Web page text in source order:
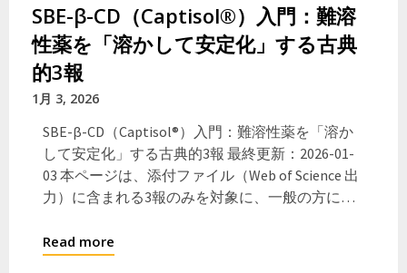
SBE-β-CD（Captisol®）入門：難溶
性薬を「溶かして安定化」する古典
的3報
1月 3, 2026
SBE-β-CD（Captisol®）入門：難溶性薬を「溶か
して安定化」する古典的3報 最終更新：2026-01-
03 本ページは、添付ファイル（Web of Science 出
力）に含まれる3報のみを対象に、一般の方に…
Read more